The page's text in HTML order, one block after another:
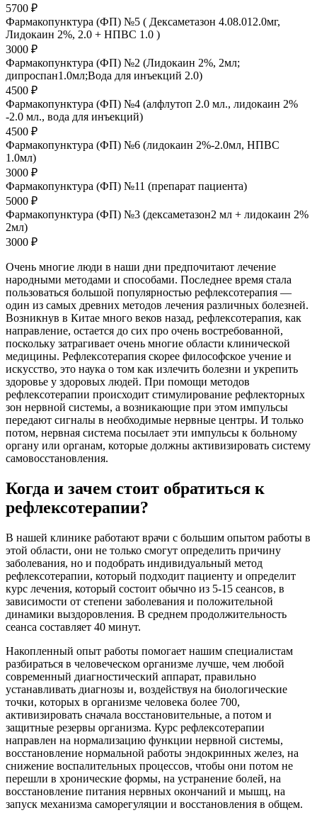
5700 ₽
Фармакопунктура (ФП) №5 ( Дексаметазон 4.08.012.0мг,
Лидокаин 2%, 2.0 + НПВС 1.0 )
3000 ₽
Фармакопунктура (ФП) №2 (Лидокаин 2%, 2мл;
дипроспан1.0мл;Вода для инъекций 2.0)
4500 ₽
Фармакопунктура (ФП) №4 (алфлутоп 2.0 мл., лидокаин 2%
-2.0 мл., вода для инъекций)
4500 ₽
Фармакопунктура (ФП) №6 (лидокаин 2%-2.0мл, НПВС
1.0мл)
3000 ₽
Фармакопунктура (ФП) №11 (препарат пациента)
5000 ₽
Фармакопунктура (ФП) №3 (дексаметазон2 мл + лидокаин 2%
2мл)
3000 ₽
Очень многие люди в наши дни предпочитают лечение
народными методами и способами. Последнее время стала
пользоваться большой популярностью рефлексотерапия —
один из самых древних методов лечения различных болезней.
Возникнув в Китае много веков назад, рефлексотерапия, как
направление, остается до сих про очень востребованной,
поскольку затрагивает очень многие области клинической
медицины. Рефлексотерапия скорее философское учение и
искусство, это наука о том как излечить болезни и укрепить
здоровье у здоровых людей. При помощи методов
рефлексотерапии происходит стимулирование рефлекторных
зон нервной системы, а возникающие при этом импульсы
передают сигналы в необходимые нервные центры. И только
потом, нервная система посылает эти импульсы к больному
органу или органам, которые должны активизировать систему
самовосстановления.
Когда и зачем стоит обратиться к
рефлексотерапии?
В нашей клинике работают врачи с большим опытом работы в
этой области, они не только смогут определить причину
заболевания, но и подобрать индивидуальный метод
рефлексотерапии, который подходит пациенту и определит
курс лечения, который состоит обычно из 5-15 сеансов, в
зависимости от степени заболевания и положительной
динамики выздоровления. В среднем продолжительность
сеанса составляет 40 минут.
Накопленный опыт работы помогает нашим специалистам
разбираться в человеческом организме лучше, чем любой
современный диагностический аппарат, правильно
устанавливать диагнозы и, воздействуя на биологические
точки, которых в организме человека более 700,
активизировать сначала восстановительные, а потом и
защитные резервы организма. Курс рефлексотерапии
направлен на нормализацию функции нервной системы,
восстановление нормальной работы эндокринных желез, на
снижение воспалительных процессов, чтобы они потом не
перешли в хронические формы, на устранение болей, на
восстановление питания нервных окончаний и мышц, на
запуск механизма саморегуляции и восстановления в общем.